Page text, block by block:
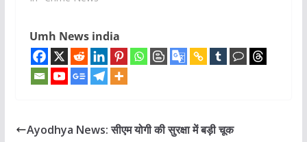
Umh News india
Ayodhya News: सीएम योगी की सुरक्षा में बड़ी चूक